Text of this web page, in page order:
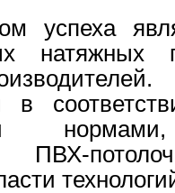
успеха
в
нормами,
ПВХ-